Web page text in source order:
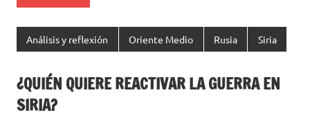
Análisis y reflexión Oriente Medio Rusia Siria
¿QUIÉN QUIERE REACTIVAR LA GUERRA EN
SIRIA?